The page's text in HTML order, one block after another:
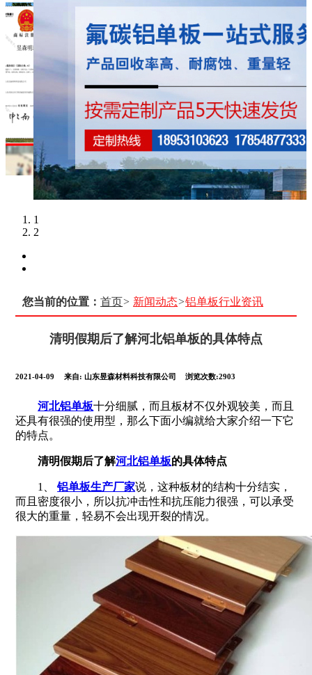
1
2
您当前的位置：首页> 新闻动态>铝单板行业资讯
清明假期后了解河北铝单板的具体特点
2021-04-09 来自:山东昱森材料科技有限公司 浏览次数:2903
河北铝单板十分细腻，而且板材不仅外观较美，而且
还具有很强的使用型，那么下面小编就给大家介绍一下它
的特点。
清明假期后了解河北铝单板的具体特点
1、铝单板生产厂家说，这种板材的结构十分结实，
而且密度很小，所以抗冲击性和抗压能力很强，可以承受
很大的重量，轻易不会出现开裂的情况。